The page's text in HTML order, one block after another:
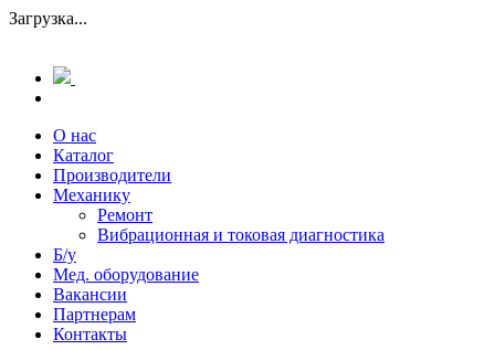
Загрузка...
О нас
Каталог
Производители
Механику
Ремонт
Вибрационная и токовая диагностика
Б/у
Мед. оборудование
Вакансии
Партнерам
Контакты